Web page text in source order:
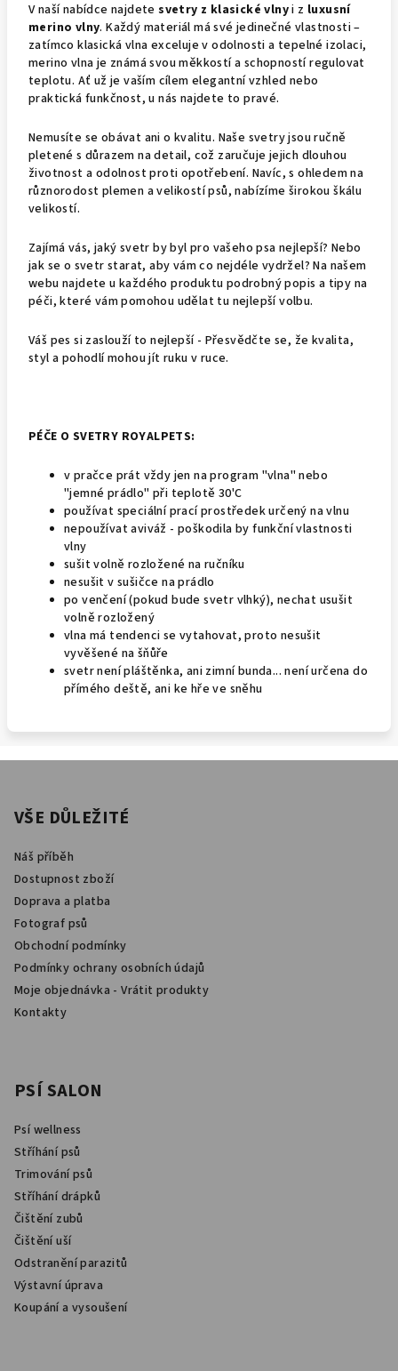
V naší nabídce najdete svetry z klasické vlnyi z luxusní
merino vlny. Každý materiál má své jedinečné vlastnosti –
zatímco klasická vlna exceluje v odolnosti a tepelné izolaci,
merino vlna je známá svou měkkostí a schopností regulovat
teplotu. Ať už je vaším cílem elegantní vzhled nebo
praktická funkčnost, u nás najdete to pravé.
Nemusíte se obávat ani o kvalitu. Naše svetry jsou ručně
pletené s důrazem na detail, což zaručuje jejich dlouhou
životnost a odolnost proti opotřebení. Navíc, s ohledem na
různorodost plemen a velikostí psů, nabízíme širokou škálu
velikostí.
Zajímá vás, jaký svetr by byl pro vašeho psa nejlepší? Nebo
jak se o svetr starat, aby vám co nejdéle vydržel? Na našem
webu najdete u každého produktu podrobný popis a tipy na
péči, které vám pomohou udělat tu nejlepší volbu.
Váš pes si zaslouží to nejlepší - Přesvědčte se, že kvalita,
styl a pohodlí mohou jít ruku v ruce.
PÉČE O SVETRY ROYALPETS:
v pračce prát vždy jen na program "vlna" nebo
"jemné prádlo" při teplotě 30'C
používat speciální prací prostředek určený na vlnu
nepoužívat aviváž - poškodila by funkční vlastnosti
vlny
sušit volně rozložené na ručníku
nesušit v sušičce na prádlo
po venčení (pokud bude svetr vlhký), nechat usušit
volně rozložený
vlna má tendenci se vytahovat, proto nesušit
vyvěšené na šňůře
svetr není pláštěnka, ani zimní bunda... není určena do
přímého deště, ani ke hře ve sněhu
VŠE DŮLEŽITÉ
Náš příběh
Dostupnost zboží
Doprava a platba
Fotograf psů
Obchodní podmínky
Podmínky ochrany osobních údajů
Moje objednávka - Vrátit produkty
Kontakty
PSÍ SALON
Psí wellness
Stříhání psů
Trimování psů
Stříhání drápků
Čištění zubů
Čištění uší
Odstranění parazitů
Výstavní úprava
Koupání a vysoušení